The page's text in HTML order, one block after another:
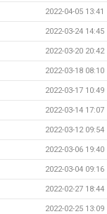
2022-04-05 13:41
2022-03-24 14:45
2022-03-20 20:42
2022-03-18 08:10
2022-03-17 10:49
2022-03-14 17:07
2022-03-12 09:54
2022-03-06 19:40
2022-03-04 09:16
2022-02-27 18:44
2022-02-25 13:09